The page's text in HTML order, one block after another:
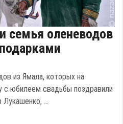
семья оленеводов
из Ямала, которых на
с юбилеем свадьбы поздравили
...